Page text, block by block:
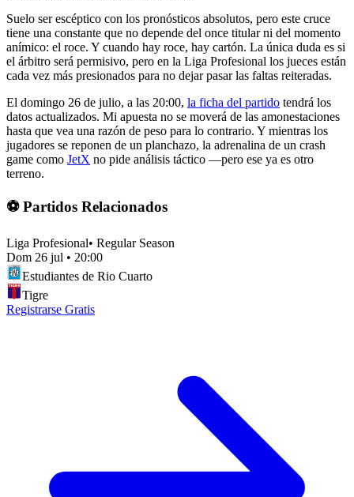
Suelo ser escéptico con los pronósticos absolutos, pero este cruce
tiene una constante que no depende del once titular ni del momento
anímico: el roce. Y cuando hay roce, hay cartón. La única duda es si
el árbitro será permisivo, pero en la Liga Profesional los jueces están
cada vez más presionados para no dejar pasar las faltas reiteradas.
El domingo 26 de julio, a las 20:00, la ficha del partido tendrá los
datos actualizados. Mi apuesta no se moverá de las amonestaciones
hasta que vea una razón de peso para lo contrario. Y mientras los
jugadores se reponen de un planchazo, la adrenalina de un crash
game como JetX no pide análisis táctico —pero ese ya es otro
terreno.
⚽ Partidos Relacionados
Liga Profesional• Regular Season
Dom 26 jul • 20:00
Estudiantes de Rio Cuarto
Tigre
Registrarse Gratis